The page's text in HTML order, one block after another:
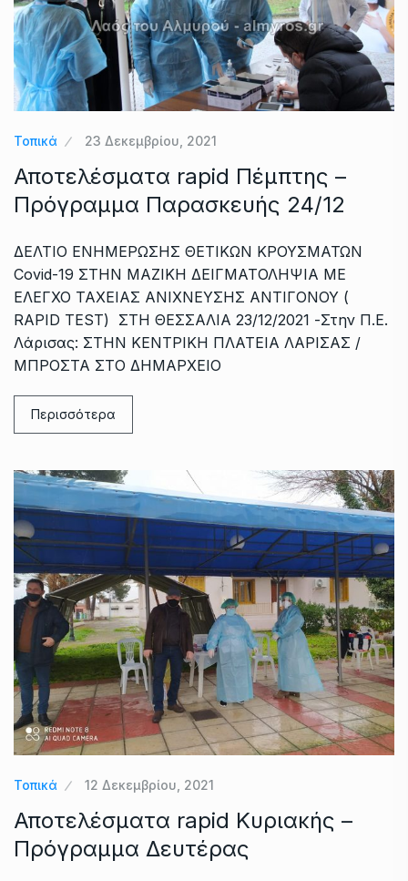
Τοπικά 23 Δεκεμβρίου, 2021
Αποτελέσματα rapid Πέμπτης –
Πρόγραμμα Παρασκευής 24/12
ΔΕΛΤΙΟ ΕΝΗΜΕΡΩΣΗΣ ΘΕΤΙΚΩΝ ΚΡΟΥΣΜΑΤΩΝ
Covid-19 ΣΤΗΝ ΜΑΖΙΚΗ ΔΕΙΓΜΑΤΟΛΗΨΙΑ ΜΕ
ΕΛΕΓΧΟ ΤΑΧΕΙΑΣ ΑΝΙΧΝΕΥΣΗΣ ΑΝΤΙΓΟΝΟΥ (
RAPID TEST) ΣΤΗ ΘΕΣΣΑΛΙΑ 23/12/2021 -Στην Π.Ε.
Λάρισας: ΣΤΗΝ ΚΕΝΤΡΙΚΗ ΠΛΑΤΕΙΑ ΛΑΡΙΣΑΣ /
ΜΠΡΟΣΤΑ ΣΤΟ ΔΗΜΑΡΧΕΙΟ
Περισσότερα
Τοπικά 12 Δεκεμβρίου, 2021
Αποτελέσματα rapid Κυριακής –
Πρόγραμμα Δευτέρας